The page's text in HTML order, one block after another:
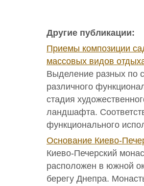
Другие публикации:
Приемы композиции
массовых видов
Выделение разных по
различного
стадия
ландшафта.
функционального
Основание Киево-
Киево-Печерский
расположен в южной
берегу Днепра.